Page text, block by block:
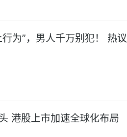
为”，男人千万别犯！ 热议
港股上市加速全球化布局